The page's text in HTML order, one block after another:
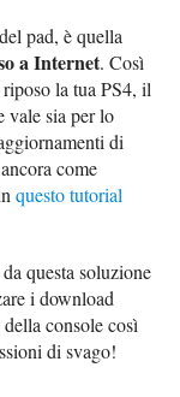
del pad, è quella
a Internet. Così
la tua PS4, il
vale sia per lo
di
come
questo tutorial
questa soluzione
i download
console così
di svago!